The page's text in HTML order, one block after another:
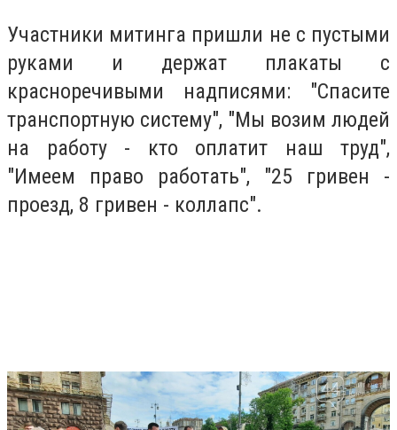
Участники митинга пришли не с пустыми
руками и держат плакаты с
красноречивыми надписями: "Спасите
транспортную систему", "Мы возим людей
на работу - кто оплатит наш труд",
"Имеем право работать", "25 гривен -
проезд, 8 гривен - коллапс".